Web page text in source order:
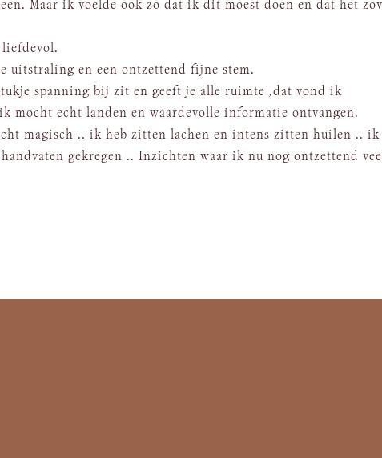
Maar ik voelde ook zo dat ik dit moest doen en dat het
liefdevol.
uitstraling en een ontzettend fijne stem.
spanning bij zit en geeft je alle ruimte ,dat vond ik
mocht echt landen en waardevolle informatie ontvangen.
magisch .. ik heb zitten lachen en intens zitten huilen .. ik
gekregen .. Inzichten waar ik nu nog ontzettend